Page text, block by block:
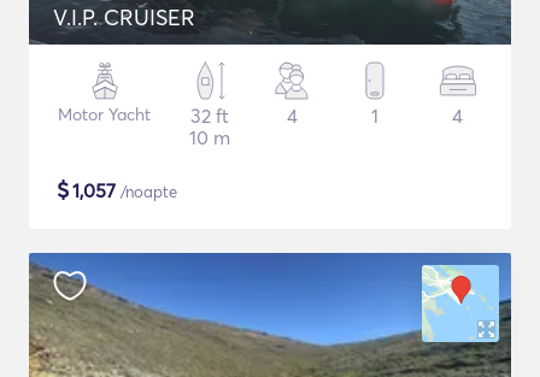
V.I.P. CRUISER
Motor Yacht
32 ft
10 m
4 1 4
$1,057 /noapte